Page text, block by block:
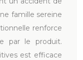
famille sereine
renforce
par le produit.
est efficace